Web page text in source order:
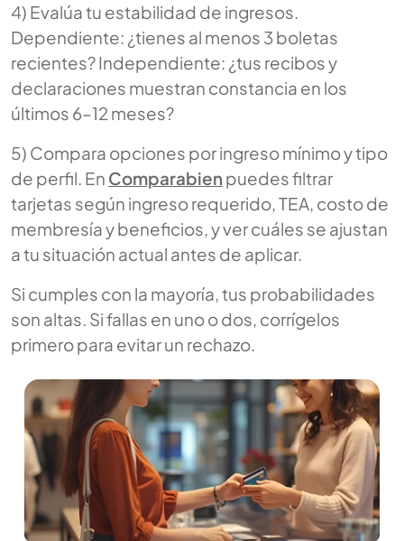
4) Evalúa tu estabilidad de ingresos.
Dependiente: ¿tienes al menos 3 boletas
recientes? Independiente: ¿tus recibos y
declaraciones muestran constancia en los
últimos 6–12 meses?
5) Compara opciones por ingreso mínimo y tipo
de perfil. En Comparabien puedes filtrar
tarjetas según ingreso requerido, TEA, costo de
membresía y beneficios, y ver cuáles se ajustan
a tu situación actual antes de aplicar.
Si cumples con la mayoría, tus probabilidades
son altas. Si fallas en uno o dos, corrígelos
primero para evitar un rechazo.